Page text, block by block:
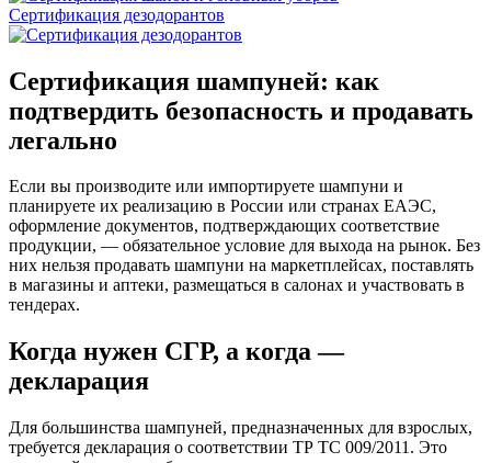
Сертификация дезодорантов
Сертификация шампуней: как
подтвердить безопасность и продавать
легально
Если вы производите или импортируете шампуни и
планируете их реализацию в России или странах ЕАЭС,
оформление документов, подтверждающих соответствие
продукции, — обязательное условие для выхода на рынок. Без
них нельзя продавать шампуни на маркетплейсах, поставлять
в магазины и аптеки, размещаться в салонах и участвовать в
тендерах.
Когда нужен СГР, а когда —
декларация
Для большинства шампуней, предназначенных для взрослых,
требуется декларация о соответствии ТР ТС 009/2011. Это